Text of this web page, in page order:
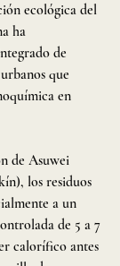
ecológica del
ha
de
que
en
de Asuwei
los residuos
a un
de 5 a 7
calorífico antes